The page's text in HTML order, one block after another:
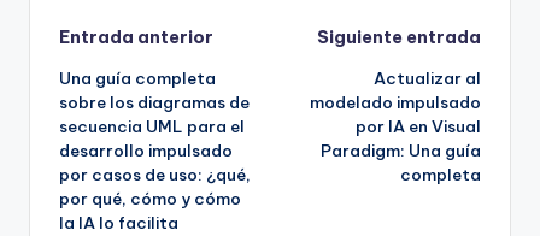
Navegación
de
entradas
Entrada anterior
Una guía completa
sobre los diagramas de
secuencia UML para el
desarrollo impulsado
por casos de uso: ¿qué,
por qué, cómo y cómo
la IA lo facilita
Siguiente entrada
Actualizar al
modelado impulsado
por IA en Visual
Paradigm: Una guía
completa